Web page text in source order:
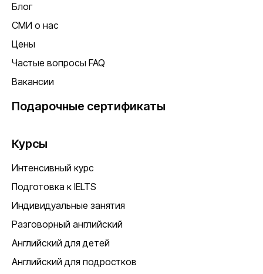
Блог
СМИ о нас
Цены
Частые вопросы FAQ
Вакансии
Подарочные сертификаты
Курсы
Интенсивный курс
Подготовка к IELTS
Индивидуальные занятия
Разговорный английский
Английский для детей
Английский для подростков